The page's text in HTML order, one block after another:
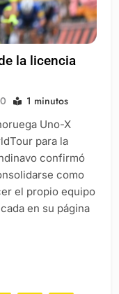
la licencia
0 1 minutos
Uno-X
para la
confirmó
como
el propio equipo
en su página